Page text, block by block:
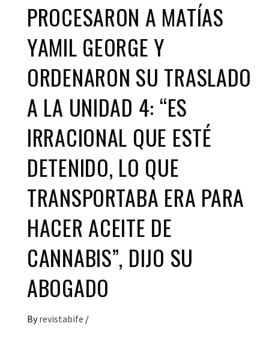
PROCESARON A MATÍAS
YAMIL GEORGE Y
ORDENARON SU TRASLADO
A LA UNIDAD 4: “ES
IRRACIONAL QUE ESTÉ
DETENIDO, LO QUE
TRANSPORTABA ERA PARA
HACER ACEITE DE
CANNABIS”, DIJO SU
ABOGADO
By revistabife /